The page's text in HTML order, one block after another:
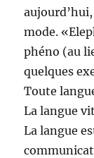
mode.
phéno (au
quelques
Toute
La langue
La langue